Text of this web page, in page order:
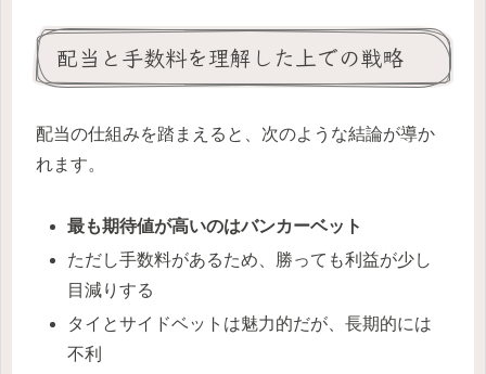
配当と手数料を理解した上での戦略
配当の仕組みを踏まえると、次のような結論が導か
れます。
最も期待値が高いのはバンカーベット
ただし手数料があるため、勝っても利益が少し
目減りする
タイとサイドベットは魅力的だが、長期的には
不利